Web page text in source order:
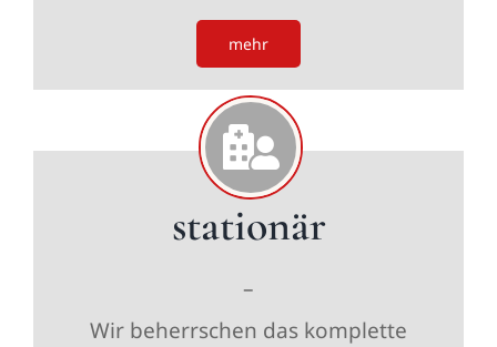
mehr
stationär
–
Wir beherrschen das komplette